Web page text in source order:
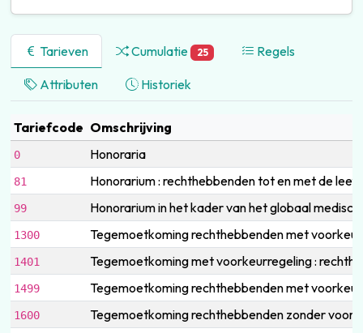
Tarieven Cumulatie 25 Regels
Attributen Historiek
Tariefcode Omschrijving
0 Honoraria
81 Honorarium : rechthebbenden tot en met de
99 Honorarium in het kader van het globaal medisch
1300 Tegemoetkoming rechthebbenden met
1401 Tegemoetkoming met voorkeurregeling :
1499 Tegemoetkoming rechthebbenden met
1600
Tegemoetkoming rechthebbenden zonder